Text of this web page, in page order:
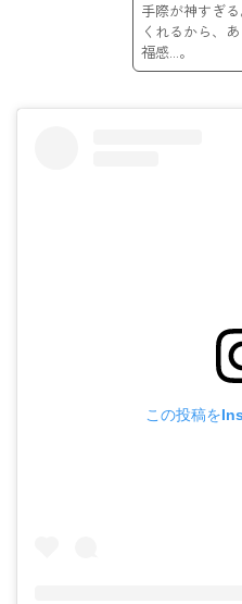
手際が神すぎ
くれるから、
福感…。
この投稿を